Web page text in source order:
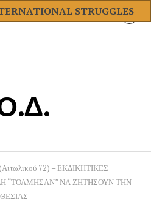
STRUGGLES
72) – ΕΚΔΙΚΗΤΙΚΕΣ
“ΤΟΛΜΗΣΑΝ” ΝΑ ΖΗΤΗΣΟΥΝ ΤΗΝ